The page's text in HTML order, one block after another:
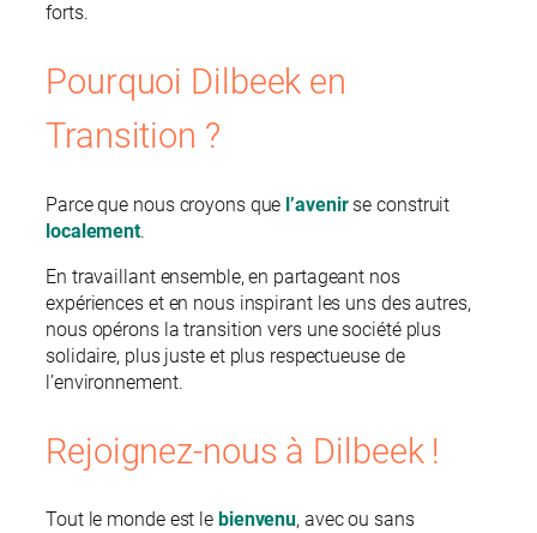
forts.
Pourquoi Dilbeek en
Transition ?
Parce que nous croyons que l’avenirse construit
localement.
En travaillant ensemble, en partageant nos
expériences et en nous inspirant les uns des autres,
nous opérons la transition vers une société plus
solidaire, plus juste et plus respectueuse de
l’environnement.
Rejoignez-nous à Dilbeek !
Tout le monde est le bienvenu, avec ou sans